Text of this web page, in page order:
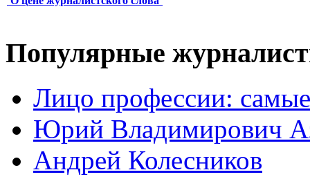
Популярные
Лицо профессии:
Юрий Владимирович
Андрей Колесников